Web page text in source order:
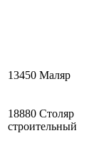
13450 Маляр
18880 Столяр
строительный